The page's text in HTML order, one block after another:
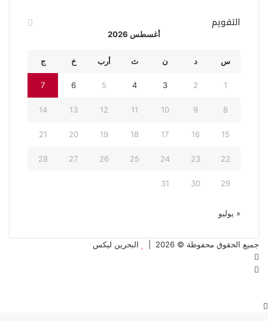
التقويم
أغسطس 2026
س د ن ث أرب خ ج
1
2
3
4
5
6
7
8
9
10
11
12
13
14
15
16
17
18
19
20
21
22
23
24
25
26
27
28
29
30
31
« يوليو
جميع الحقوق محفوظة © 2026 |
البحرين ليكس